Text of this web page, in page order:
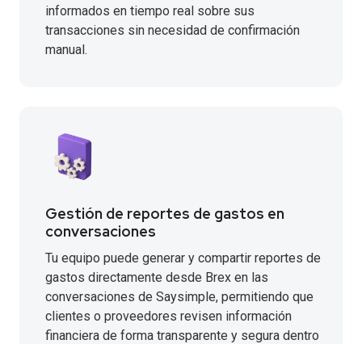
informados en tiempo real sobre sus
transacciones sin necesidad de confirmación
manual.
Gestión de reportes de gastos en
conversaciones
Tu equipo puede generar y compartir reportes de
gastos directamente desde Brex en las
conversaciones de Saysimple, permitiendo que
clientes o proveedores revisen información
financiera de forma transparente y segura dentro